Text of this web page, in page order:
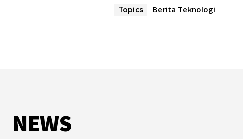
Topics Berita Teknologi
NEWS